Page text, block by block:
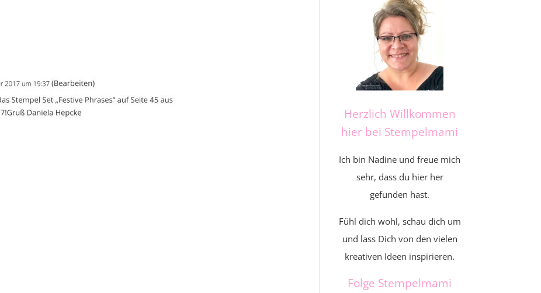
Herzlich Willkommen
hier bei Stempelmami
Ich bin Nadine und freue mich
sehr, dass du hier her
gefunden hast.
Fühl dich wohl, schau dich um
und lass Dich von den vielen
kreativen Ideen inspirieren.
Folge Stempelmami